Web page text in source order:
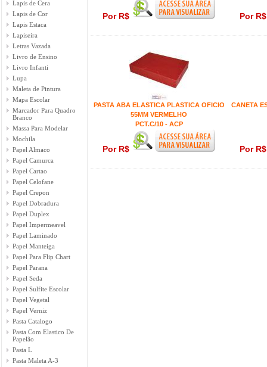
Lapis de Cera
Lapis de Cor
Lapis Estaca
Lapiseira
Letras Vazada
Livro de Ensino
Livro Infanti
Lupa
Maleta de Pintura
Mapa Escolar
Marcador Para Quadro
Branco
Massa Para Modelar
Mochila
Papel Almaco
Papel Camurca
Papel Cartao
Papel Celofane
Papel Crepon
Papel Dobradura
Papel Duplex
Papel Impermeavel
Papel Laminado
Papel Manteiga
Papel Para Flip Chart
Papel Parana
Papel Seda
Papel Sulfite Escolar
Papel Vegetal
Papel Verniz
Pasta Catalogo
Pasta Com Elastico De
Papelão
Pasta L
Pasta Maleta A-3
Por R$ Por
PASTA ABA ELASTICA PLASTICA OFICIO
55MM VERMELHO
PCT.C/10 - ACP
Por R$
CANETA
Por